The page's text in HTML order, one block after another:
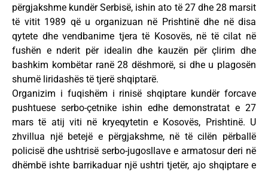
përgjakshme kundër Serbisë, ishin ato të 27 dhe 28 marsit
të vitit 1989 që u organizuan në Prishtinë dhe në disa
qytete dhe vendbanime tjera të Kosovës, në të cilat në
fushën e nderit për idealin dhe kauzën për çlirim dhe
bashkim kombëtar ranë 28 dëshmorë, si dhe u plagosën
shumë liridashës të tjerë shqiptarë.
Organizim i fuqishëm i rinisë shqiptare kundër forcave
pushtuese serbo-çetnike ishin edhe demonstratat e 27
mars të atij viti në kryeqytetin e Kosovës, Prishtinë. U
zhvillua një betejë e përgjakshme, në të cilën përballë
policisë dhe ushtrisë serbo-jugosllave e armatosur deri në
dhëmbë ishte barrikaduar një ushtri tjetër, ajo shqiptare e